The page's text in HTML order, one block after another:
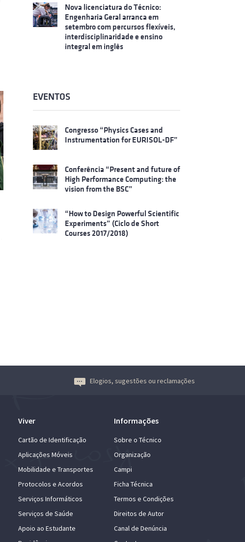
Nova licenciatura do Técnico:
Engenharia Geral arranca em
setembro com percursos flexíveis,
interdisciplinaridade e ensino
integral em inglês
EVENTOS
Congresso “Physics Cases and
Instrumentation for EURISOL-DF”
Conferência “Present and future of
High Performance Computing: the
vision from the BSC”
“How to Design Powerful Scientific
Experiments” (Ciclo de Short
Courses 2017/2018)
Elogios, sugestões ou reclamações
Viver
Cartão de Identificação
Aplicações Móveis
Mobilidade e Transportes
Protocolos e Acordos
Serviços Informáticos
Serviços de Saúde
Apoio ao Estudante
Informações
Sobre o Técnico
Organização
Campi
Ficha Técnica
Termos e Condições
Direitos de Autor
Canal de Denúncia